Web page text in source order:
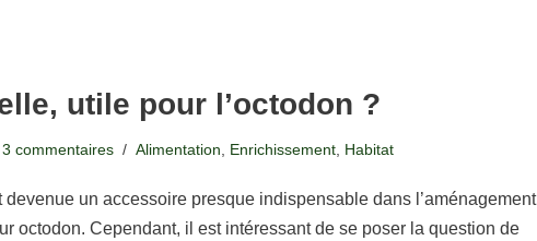
utile pour l’octodon ?
3 commentaires Alimentation Enrichissement, Habitat
devenue un accessoire presque indispensable dans l’aménagement
octodon. Cependant, il est intéressant de se poser la question de